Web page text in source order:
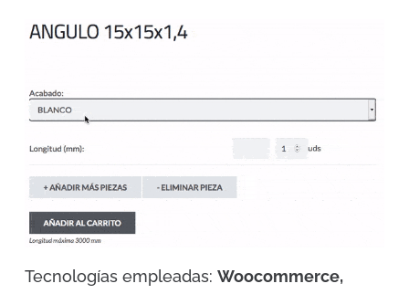
Tecnologías empleadas: Woocommerce,